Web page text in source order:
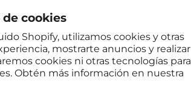
cookies
Shopify, utilizamos cookies y otras
mostrarte anuncios y realizar
cookies ni otras tecnologías para
Obtén más información en nuestra